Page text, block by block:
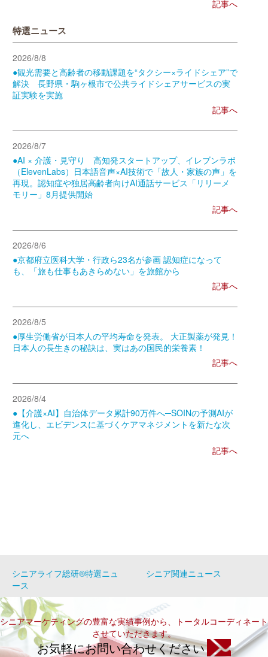
記事へ
特選ニュース
2026/8/8
●観光需要と高齢者の移動課題を“タクシー×ライドシェア”で
解決 長野県・駒ヶ根市で公共ライドシェアサービスの実
証実験を実施
記事へ
2026/8/7
●AI × 介護・見守り 高知発スタートアップ、イレブンラボ
（ElevenLabs）日本語音声×AI技術で「故人・家族の声」を
再現。認知症や独居高齢者向けAI通話サービス「リリーメ
モリー」8月提供開始
記事へ
2026/8/6
●京都府立医科大学・行政ら23名が参画 認知症になって
も、「旅も仕事もあきらめない」を旅館から
記事へ
2026/8/5
●厚生労働省が日本人の平均寿命を発表。 大正製薬が発見！
日本人の長生きの秘訣は、実はあの国民的栄養素！
記事へ
2026/8/4
●【介護×AI】自治体データ累計90万件へ─SOINの予測AIが
進化し、エビデンスに基づくケアマネジメントを新たな次
元へ
記事へ
シニアライフ総研®特選ニュ
ース
シニア関連ニュース
シニアマーケティングの豊富な実績事例から、トータルコーディネート
させていただきます。
お気軽にお問い合わせください